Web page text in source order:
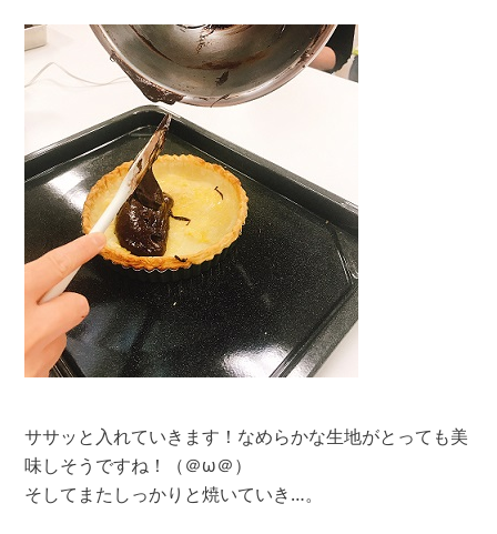
ササッと入れていきます！なめらかな生地がとっても美
味しそうですね！（＠ω＠）
そしてまたしっかりと焼いていき…。